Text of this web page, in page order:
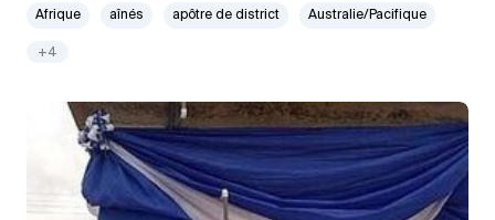
Afrique aînés apôtre de district Australie/Pacifique
+4